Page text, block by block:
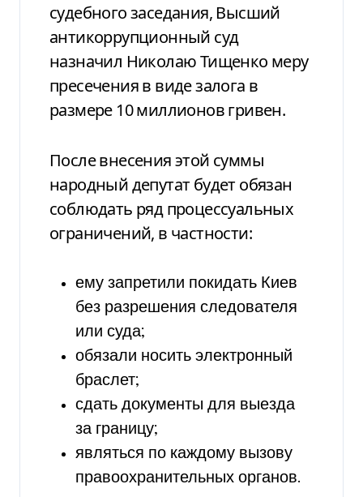
судебного заседания, Высший
антикоррупционный суд
назначил Николаю Тищенко меру
пресечения в виде залога в
размере 10 миллионов гривен.
После внесения этой суммы
народный депутат будет обязан
соблюдать ряд процессуальных
ограничений, в частности:
ему запретили покидать Киев
без разрешения следователя
или суда;
обязали носить электронный
браслет;
сдать документы для выезда
за границу;
являться по каждому вызову
правоохранительных органов.